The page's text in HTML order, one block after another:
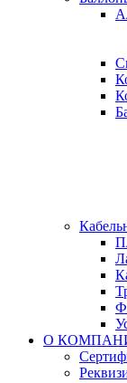
О